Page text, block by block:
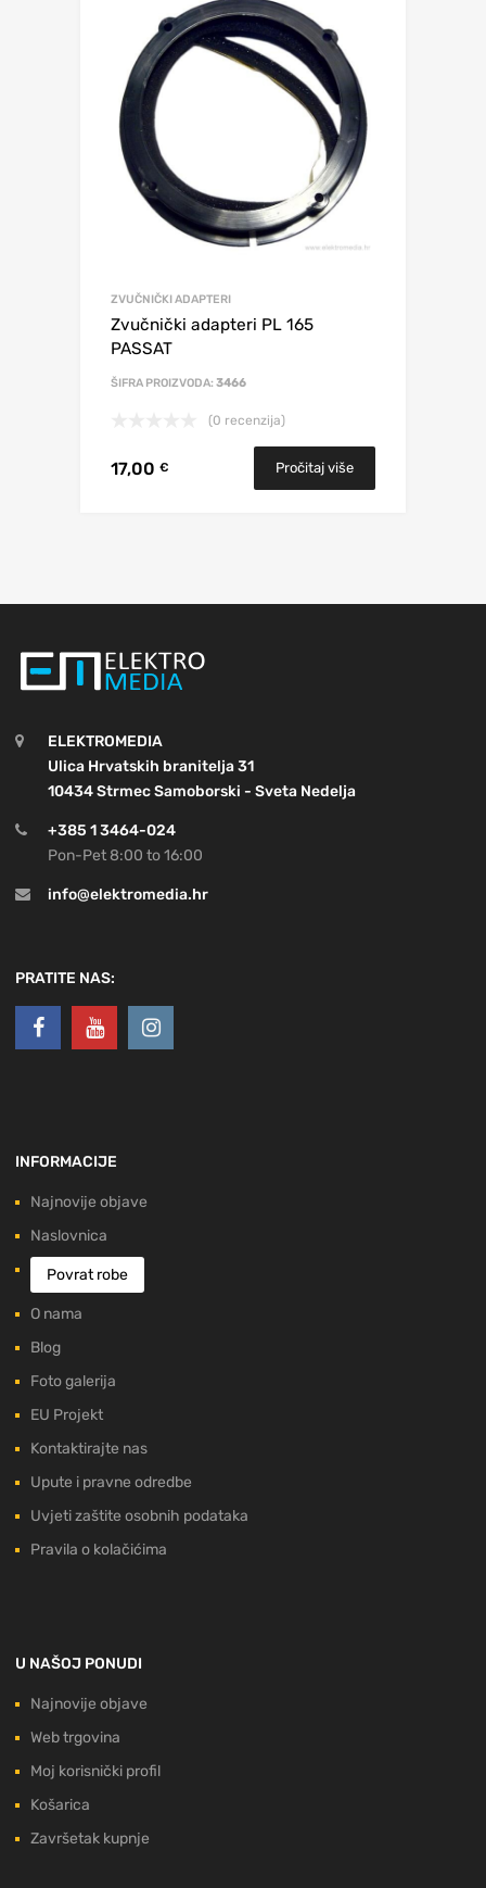
ZVUČNIČKI ADAPTERI
Zvučnički adapteri PL 165
PASSAT
ŠIFRA PROIZVODA: 3466
(0 recenzija)
17,00 € Pročitaj više
ELEKTROMEDIA
Ulica Hrvatskih branitelja 31
10434 Strmec Samoborski - Sveta Nedelja
+385 1 3464-024
Pon-Pet 8:00 to 16:00
info@elektromedia.hr
PRATITE NAS:
INFORMACIJE
Najnovije objave
Naslovnica
Povrat robe
O nama
Blog
Foto galerija
EU Projekt
Kontaktirajte nas
Upute i pravne odredbe
Uvjeti zaštite osobnih podataka
Pravila o kolačićima
U NAŠOJ PONUDI
Najnovije objave
Web trgovina
Moj korisnički profil
Košarica
Završetak kupnje